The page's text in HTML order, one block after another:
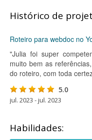
Histórico de
Roteiro para webdoc no
"Julia foi super
muito bem as
do roteiro, com toda
5.0
jul. 2023 - jul. 2023
Habilidades: